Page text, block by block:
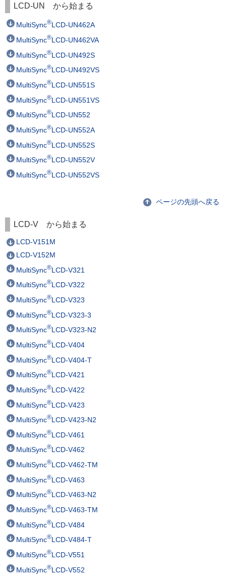
LCD-UN から始まる
MultiSync®LCD-UN462A
MultiSync®LCD-UN462VA
MultiSync®LCD-UN492S
MultiSync®LCD-UN492VS
MultiSync®LCD-UN551S
MultiSync®LCD-UN551VS
MultiSync®LCD-UN552
MultiSync®LCD-UN552A
MultiSync®LCD-UN552S
MultiSync®LCD-UN552V
MultiSync®LCD-UN552VS
ページの先頭へ戻る
LCD-V から始まる
LCD-V151M
LCD-V152M
MultiSync®LCD-V321
MultiSync®LCD-V322
MultiSync®LCD-V323
MultiSync®LCD-V323-3
MultiSync®LCD-V323-N2
MultiSync®LCD-V404
MultiSync®LCD-V404-T
MultiSync®LCD-V421
MultiSync®LCD-V422
MultiSync®LCD-V423
MultiSync®LCD-V423-N2
MultiSync®LCD-V461
MultiSync®LCD-V462
MultiSync®LCD-V462-TM
MultiSync®LCD-V463
MultiSync®LCD-V463-N2
MultiSync®LCD-V463-TM
MultiSync®LCD-V484
MultiSync®LCD-V484-T
MultiSync®LCD-V551
MultiSync®LCD-V552